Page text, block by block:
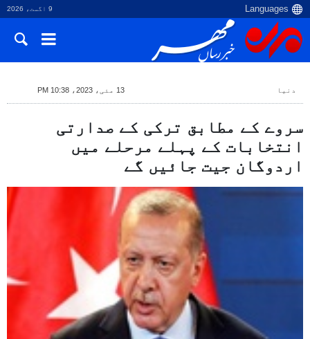
9 اگست، 2026
دنیا 13 مئی، 2023، 10:38 PM
سروے کے مطابق ترکی کے صدارتی
انتخابات کے پہلے مرحلے میں
اردوگان جیت جائیں گے